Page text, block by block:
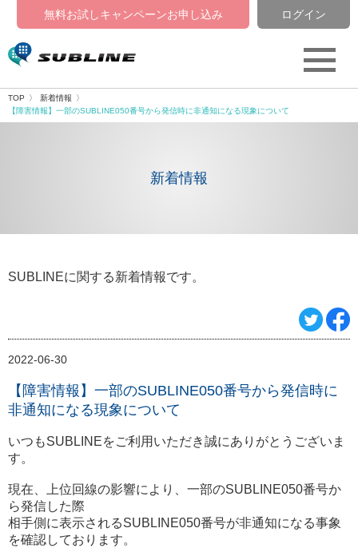
無料お試しキャンペーンお申し込み ログイン
TOP
新着情報
【障害情報】一部のSUBLINE050番号から発信時に非通知になる現象について
新着情報
SUBLINEに関する新着情報です。
2022-06-30
【障害情報】一部のSUBLINE050番号から発信時に
非通知になる現象について
いつもSUBLINEをご利用いただき誠にありがとうございま
す。
現在、上位回線の影響により、一部のSUBLINE050番号か
ら発信した際
相手側に表示されるSUBLINE050番号が非通知になる事象
を確認しております。